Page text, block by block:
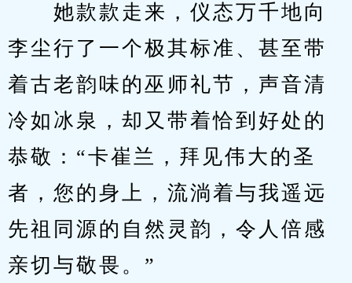
她款款走来，仪态万千地向
李尘行了一个极其标准、甚至带
着古老韵味的巫师礼节，声音清
冷如冰泉，却又带着恰到好处的
恭敬：“卡崔兰，拜见伟大的圣
者，您的身上，流淌着与我遥远
先祖同源的自然灵韵，令人倍感
亲切与敬畏。”